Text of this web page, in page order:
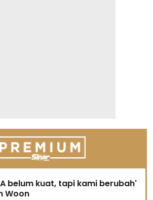
belum kuat, tapi kami berubah'
Woon